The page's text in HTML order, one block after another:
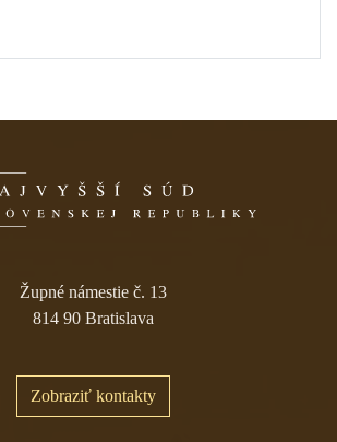
Župné námestie č. 13
814 90 Bratislava
Zobraziť kontakty